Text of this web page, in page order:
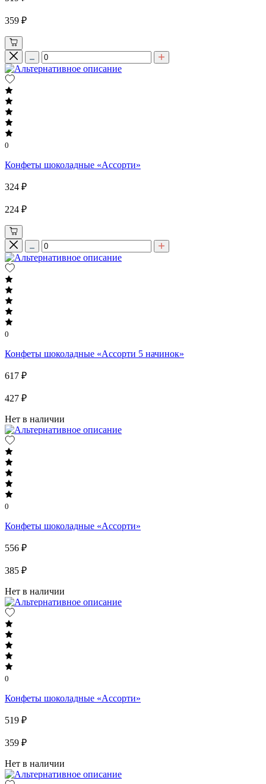
359 ₽
0
Конфеты шоколадные «Ассорти»
324 ₽
224 ₽
0
Конфеты шоколадные «Ассорти 5 начинок»
617 ₽
427 ₽
Нет в наличии
0
Конфеты шоколадные «Ассорти»
556 ₽
385 ₽
Нет в наличии
0
Конфеты шоколадные «Ассорти»
519 ₽
359 ₽
Нет в наличии